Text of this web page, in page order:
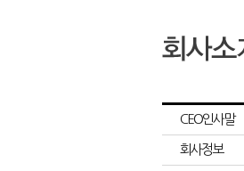
CEO인사말
회사정보